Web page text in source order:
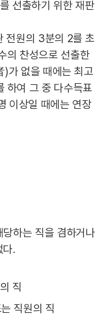
선출하기 위한 재판
전원의 3분의 2를 초
의 찬성으로 선출한
가 없을 때에는 최고
하여 그 중 다수득표
이상일 때에는 연장
하는 직을 겸하거나
다.
직
직원의 직